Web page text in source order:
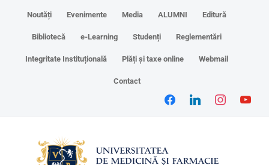
Noutăți Evenimente Media ALUMNI Editură
Bibliotecă e-Learning Studenți Reglementări
Integritate Instituțională Plăți și taxe online Webmail
Contact